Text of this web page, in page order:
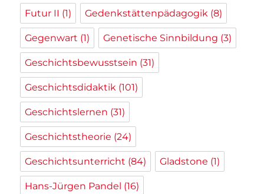
Futur II (1) Gedenkstättenpädagogik (8)
Gegenwart (1) Genetische Sinnbildung (3)
Geschichtsbewusstsein (31)
Geschichtsdidaktik (101)
Geschichtslernen (31)
Geschichtstheorie (24)
Geschichtsunterricht (84) Gladstone (1)
Hans-Jürgen Pandel (16)